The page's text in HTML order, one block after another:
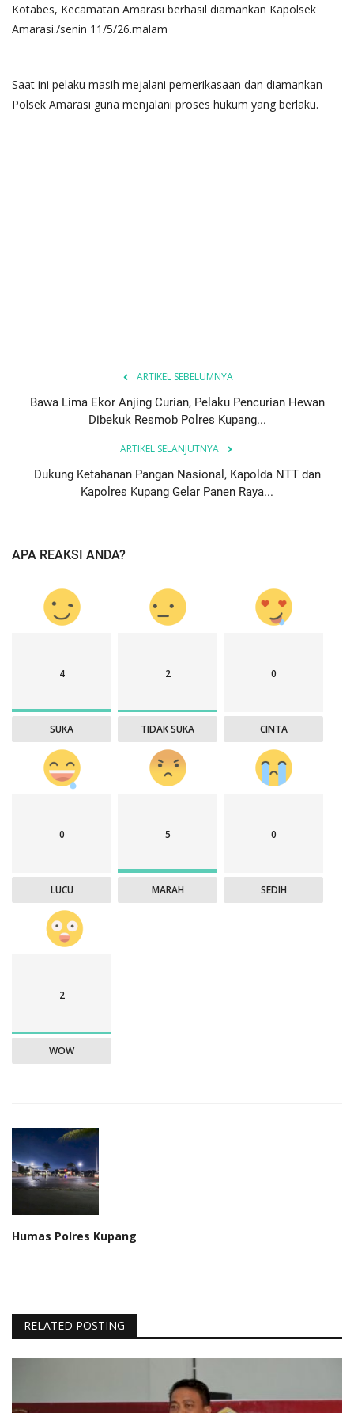
Kotabes, Kecamatan Amarasi berhasil diamankan Kapolsek
Amarasi./senin 11/5/26.malam
Saat ini pelaku masih mejalani pemerikasaan dan diamankan
Polsek Amarasi guna menjalani proses hukum yang berlaku.
ARTIKEL SEBELUMNYA
Bawa Lima Ekor Anjing Curian, Pelaku Pencurian Hewan
Dibekuk Resmob Polres Kupang...
ARTIKEL SELANJUTNYA
Dukung Ketahanan Pangan Nasional, Kapolda NTT dan
Kapolres Kupang Gelar Panen Raya...
APA REAKSI ANDA?
4
SUKA
2
TIDAK SUKA
0
CINTA
0
LUCU
5
MARAH
0
SEDIH
2
WOW
Humas Polres Kupang
RELATED POSTING